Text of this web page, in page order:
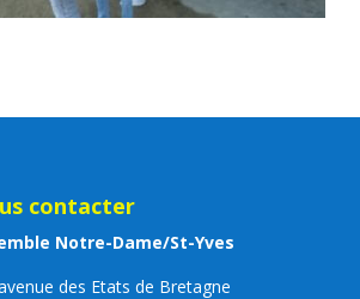
contacter
Notre-Dame/St-Yves
des Etats de Bretagne